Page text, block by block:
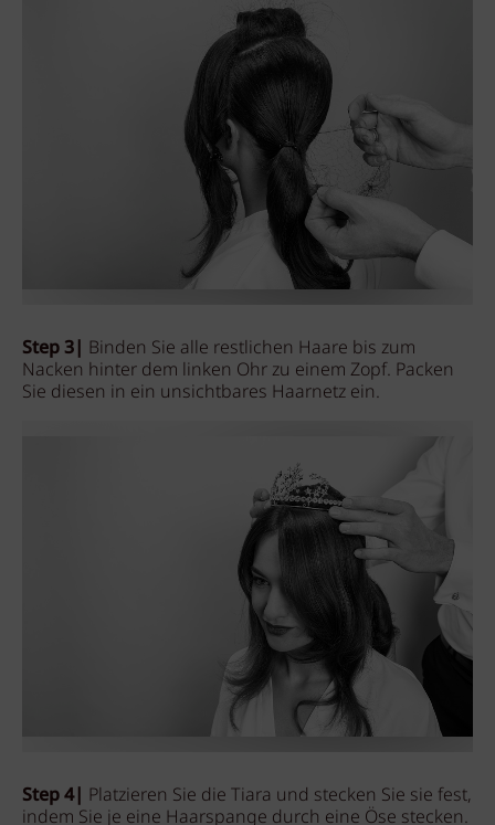
Step 3| Binden Sie alle restlichen Haare bis zum
Nacken hinter dem linken Ohr zu einem Zopf. Packen
Sie diesen in ein unsichtbares Haarnetz ein.
Step 4| Platzieren Sie die Tiara und stecken Sie sie fest,
indem Sie je eine Haarspange durch eine Öse stecken.